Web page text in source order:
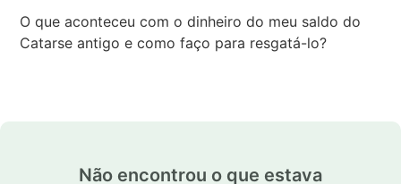
O que aconteceu com o dinheiro do meu saldo do
Catarse antigo e como faço para resgatá-lo?
Não encontrou o que estava